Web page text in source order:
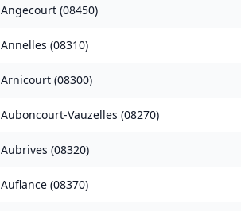
Angecourt (08450)
Annelles (08310)
Arnicourt (08300)
Auboncourt-Vauzelles (08270)
Aubrives (08320)
Auflance (08370)